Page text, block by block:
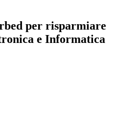
per risparmiare
e Informatica